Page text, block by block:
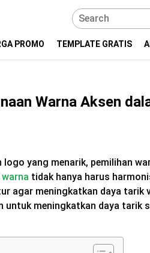
PROMO TEMPLATE GRATIS
Warna Aksen
logo yang menarik, pemilihan
tidak hanya harus
agar meningkatkan daya tarik
untuk meningkatkan daya tarik